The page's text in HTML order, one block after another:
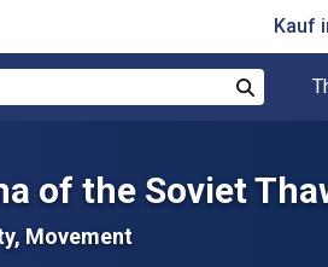
Kauf
of the Soviet
Movement